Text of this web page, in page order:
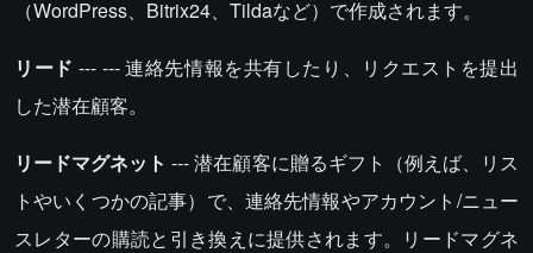
（WordPress、Bitrix24、Tildaなど）で作成されます。
リード --- --- 連絡先情報を共有したり、リクエストを提出
した潜在顧客。
リードマグネット --- 潜在顧客に贈るギフト（例えば、リス
トやいくつかの記事）で、連絡先情報やアカウント/ニュー
スレターの購読と引き換えに提供されます。リードマグネ